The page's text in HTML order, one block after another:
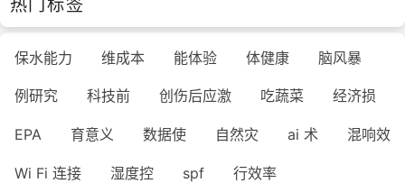
热门标签
保水能力 维成本 能体验 体健康 脑风暴
例研究 科技前 创伤后应激 吃蔬菜 经济损
EPA 育意义 数据使 自然灾 ai 术 混响效
Wi Fi 连接 湿度控 spf 行效率